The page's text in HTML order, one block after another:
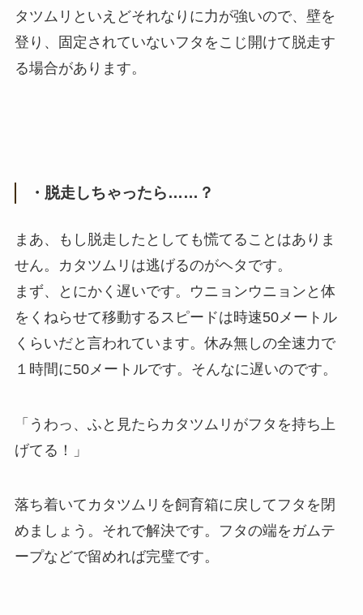
タツムリといえどそれなりに力が強いので、壁を
登り、固定されていないフタをこじ開けて脱走す
る場合があります。
・脱走しちゃったら……？
まあ、もし脱走したとしても慌てることはありま
せん。カタツムリは逃げるのがヘタです。
まず、とにかく遅いです。ウニョンウニョンと体
をくねらせて移動するスピードは時速50メートル
くらいだと言われています。休み無しの全速力で
１時間に50メートルです。そんなに遅いのです。
「うわっ、ふと見たらカタツムリがフタを持ち上
げてる！」
落ち着いてカタツムリを飼育箱に戻してフタを閉
めましょう。それで解決です。フタの端をガムテ
ープなどで留めれば完璧です。